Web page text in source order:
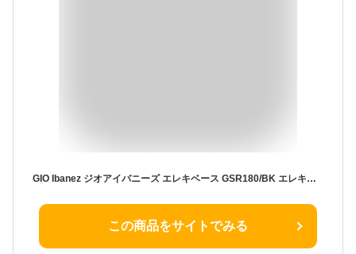
GIO Ibanez ジオアイバニーズ エレキベース GSR180/BK エレキベース入門セット【付属アンプ：PhotoGenic 10Ｗ PG10】
この商品をサイトでみる